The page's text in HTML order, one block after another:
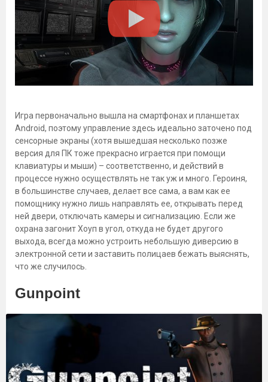
Игра первоначально вышла на смартфонах и планшетах
Android, поэтому управление здесь идеально заточено под
сенсорные экраны (хотя вышедшая несколько позже
версия для ПК тоже прекрасно играется при помощи
клавиатуры и мыши) – соответственно, и действий в
процессе нужно осуществлять не так уж и много. Героиня,
в большинстве случаев, делает все сама, а вам как ее
помощнику нужно лишь направлять ее, открывать перед
ней двери, отключать камеры и сигнализацию. Если же
охрана загонит Хоуп в угол, откуда не будет другого
выхода, всегда можно устроить небольшую диверсию в
электронной сети и заставить полицаев бежать выяснять,
что же случилось.
Gunpoint